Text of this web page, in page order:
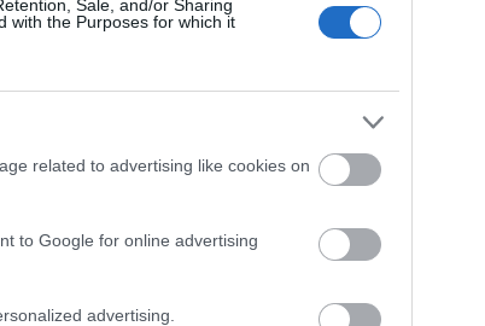
Sale, and/or Sharing
with the Purposes for which it
related to advertising like cookies on
to Google for online advertising
advertising.
Nagy megtiszteltetés
Magyar Marketing
Marketing Gyémánt
től 5 díjjal, az Internet
fődíjjal, a KREATÍV
díjjal tüntette ki
média kampányaiért.